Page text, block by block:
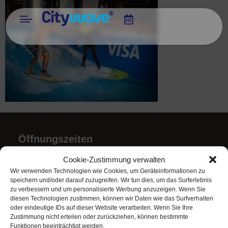
Cookie-Zustimmung verwalten
Wir verwenden Technologien wie Cookies, um Geräteinformationen zu
speichern und/oder darauf zuzugreifen. Wir tun dies, um das Surferlebnis
zu verbessern und um personalisierte Werbung anzuzeigen. Wenn Sie
diesen Technologien zustimmen, können wir Daten wie das Surfverhalten
oder eindeutige IDs auf dieser Website verarbeiten. Wenn Sie Ihre
Zustimmung nicht erteilen oder zurückziehen, können bestimmte
Funktionen beeinträchtigt werden.
Öffnungszeiten
Mo bis Do: 9 bis 22 Uhr
Fr: 9 bis 23 Uhr
Sa + Fei: 10 bis 23 Uhr
So: 10 bis 22 Uhr